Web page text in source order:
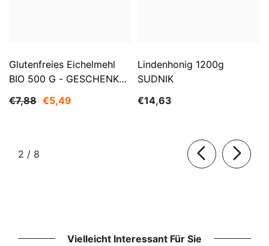
Glutenfreies Eichelmehl
BIO 500 G - GESCHENKE
€7,88 €5,49
Lindenhonig 1200g
SUDNIK
€14,63
2 / von
8
Vielleicht Interessant Für Sie